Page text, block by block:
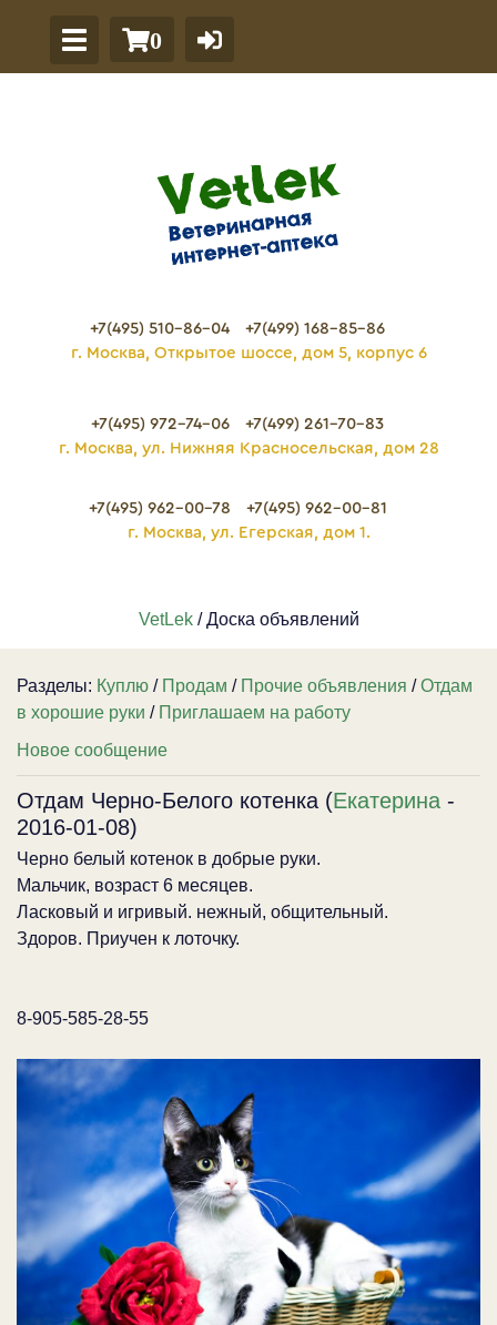
0
+7(495) 510-86-04
+7(499) 168-85-86
г. Москва, Открытое шоссе, дом 5, корпус 6
+7(495) 972-74-06
+7(499) 261-70-83
г. Москва, ул. Нижняя Красносельская, дом 28
+7(495) 962-00-78
+7(495) 962-00-81
г. Москва, ул. Егерская, дом 1.
VetLek/ Доска объявлений
Разделы: Куплю / Продам / Прочие объявления /Отдам
в хорошие руки / Приглашаем на работу
Новое сообщение
Отдам Черно-Белого котенка (Екатерина -
2016-01-08)
Черно белый котенок в добрые руки.
Мальчик, возраст 6 месяцев.
Ласковый и игривый. нежный, общительный.
Здоров. Приучен к лоточку.
8-905-585-28-55